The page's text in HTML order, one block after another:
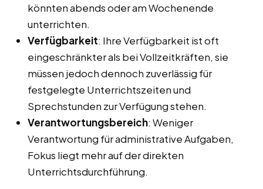
könnten abends oder am Wochenende
unterrichten.
Verfügbarkeit: Ihre Verfügbarkeit ist oft
eingeschränkter als bei Vollzeitkräften, sie
müssen jedoch dennoch zuverlässig für
festgelegte Unterrichtszeiten und
Sprechstunden zur Verfügung stehen.
Verantwortungsbereich: Weniger
Verantwortung für administrative Aufgaben,
Fokus liegt mehr auf der direkten
Unterrichtsdurchführung.